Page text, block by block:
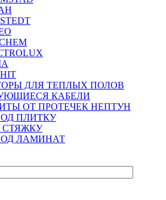
ДЛЯ ТЕПЛЫХ ПОЛОВ
КАБЕЛИ
ОТ ПРОТЕЧЕК НЕПТУН
ПЛИТКУ
СТЯЖКУ
ЛАМИНАТ